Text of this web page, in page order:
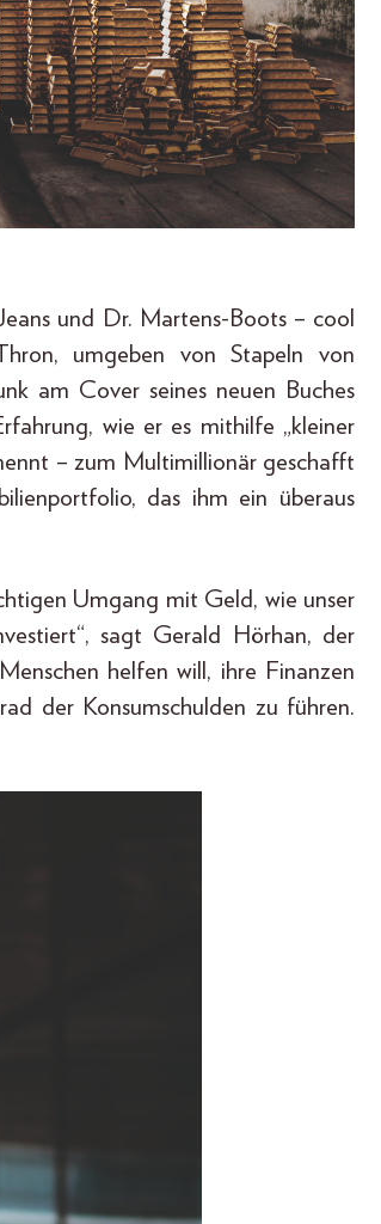
und Dr. Martens-Boots – cool
umgeben von Stapeln von
am Cover seines neuen Buches
wie er es mithilfe „kleiner
– zum Multimillionär geschafft
das ihm ein überaus
Umgang mit Geld, wie unser
sagt Gerald Hörhan, der
helfen will, ihre Finanzen
der Konsumschulden zu führen.